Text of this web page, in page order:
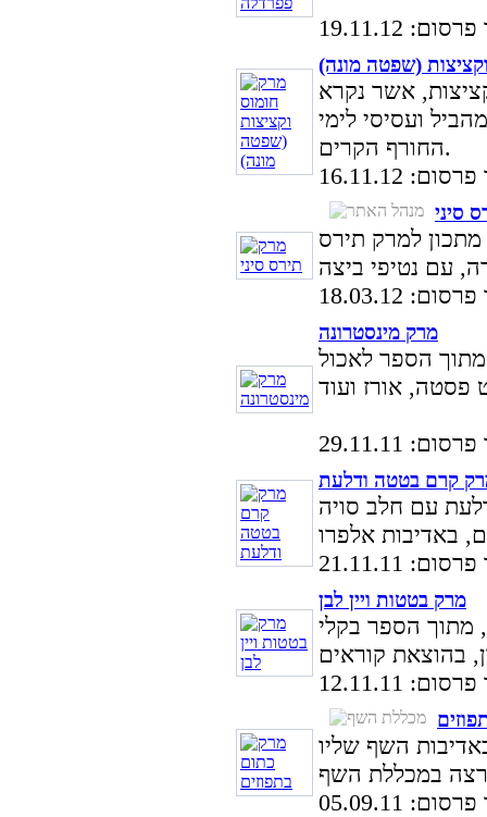
19.11.12
(שפטה מונה)
אשר נקרא
ועסיסי לימי
החורף הקרים.
16.11.12
סיני
למרק תירס
18.03.12
מרק מינסטרונה
הספר לאכול
29.11.11
קרם בטטה ודלעת
עם חלב סויה
21.11.11
מרק בטטות ויין לבן
מתוך הספר בקלי
12.11.11
השף שליו
05.09.11